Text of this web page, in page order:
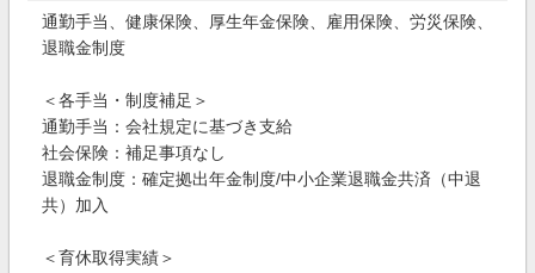
通勤手当、健康保険、厚生年金保険、雇用保険、労災保険、
退職金制度
＜各手当・制度補足＞
通勤手当：会社規定に基づき支給
社会保険：補足事項なし
退職金制度：確定拠出年金制度/中小企業退職金共済（中退
共）加入
＜育休取得実績＞